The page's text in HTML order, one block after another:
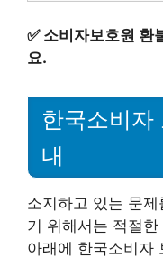
✅ 소비자보호원 환
요.
한국소비자
내
소지하고 있는 문
기 위해서는 적절
아래에 한국소비자